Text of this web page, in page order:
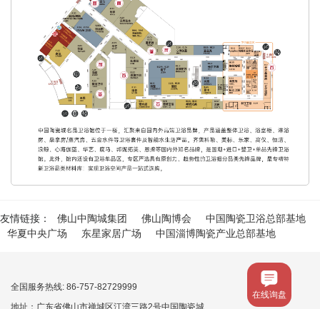
友情链接： 佛山中陶城集团 佛山陶博会
中国陶瓷卫浴总部基地
华夏中央广场
东星家居广场 中国淄博陶瓷产业总部基地
全国服务热线: 86-757-82729999
地址：广东省佛山市禅城区江湾三路2号中国陶瓷城
在线询盘